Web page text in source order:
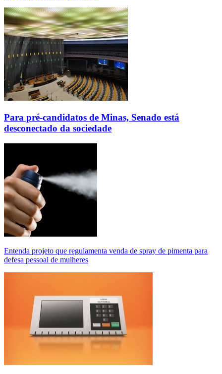
Para pré-candidatos de Minas, Senado está
desconectado da sociedade
Entenda projeto que regulamenta venda de spray de pimenta para
defesa pessoal de mulheres